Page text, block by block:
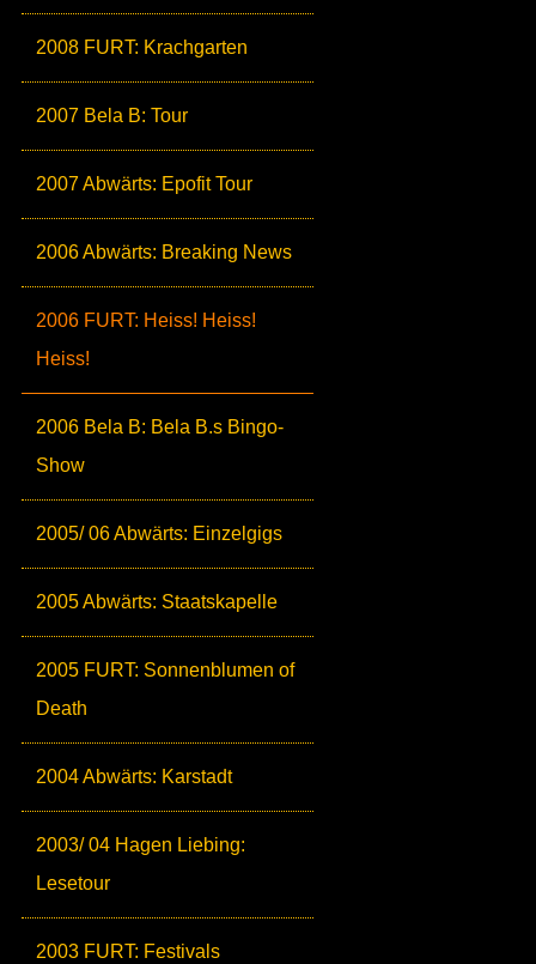
2008 FURT: Krachgarten
2007 Bela B: Tour
2007 Abwärts: Epofit Tour
2006 Abwärts: Breaking News
2006 FURT: Heiss! Heiss!
Heiss!
2006 Bela B: Bela B.s Bingo-
Show
2005/ 06 Abwärts: Einzelgigs
2005 Abwärts: Staatskapelle
2005 FURT: Sonnenblumen of
Death
2004 Abwärts: Karstadt
2003/ 04 Hagen Liebing:
Lesetour
2003 FURT: Festivals